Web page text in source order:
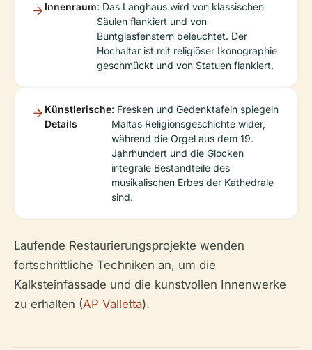
Innenraum: Das Langhaus wird von klassischen
Säulen flankiert und von
Buntglasfenstern beleuchtet. Der
Hochaltar ist mit religiöser Ikonographie
geschmückt und von Statuen flankiert.
Künstlerische
Details
: Fresken und Gedenktafeln spiegeln
Maltas Religionsgeschichte wider,
während die Orgel aus dem 19.
Jahrhundert und die Glocken
integrale Bestandteile des
musikalischen Erbes der Kathedrale
sind.
Laufende Restaurierungsprojekte wenden
fortschrittliche Techniken an, um die
Kalksteinfassade und die kunstvollen Innenwerke
zu erhalten (AP Valletta).